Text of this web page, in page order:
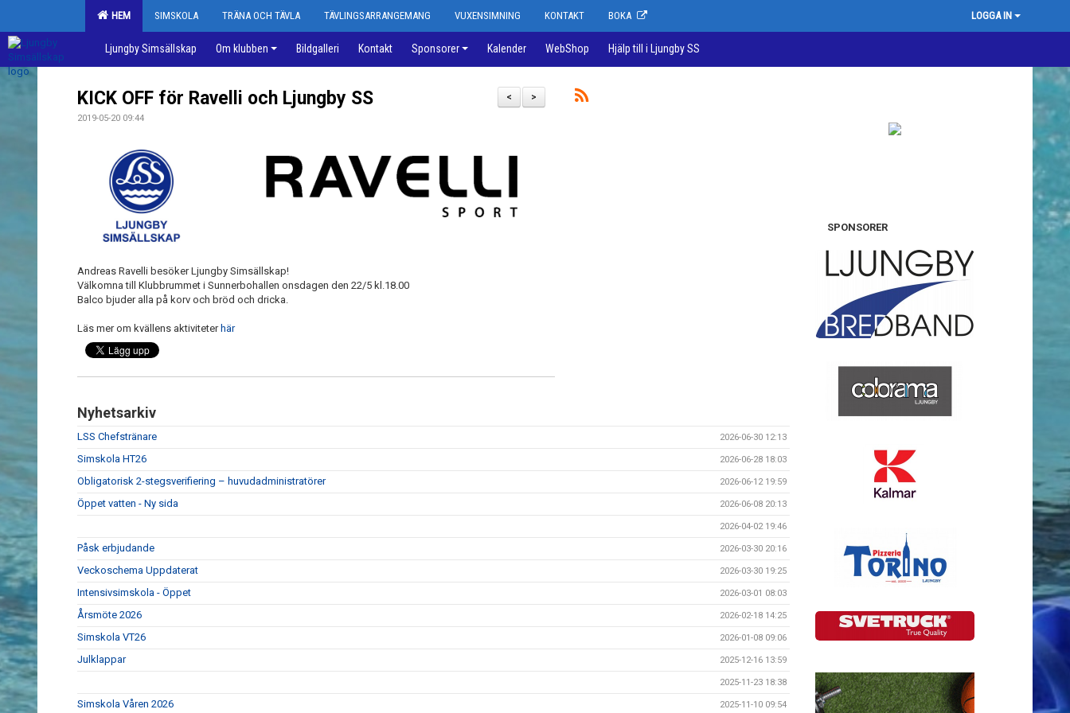
HEM SIMSKOLA TRÄNA OCH TÄVLA TÄVLINGSARRANGEMANG VUXENSIMNING KONTAKT BOKA LOGGA IN
Ljungby Simsällskap Om klubben Bildgalleri Kontakt Sponsorer Kalender WebShop Hjälp till i Ljungby SS
>
<
KICK OFF för Ravelli och Ljungby SS
2019-05-20 09:44
Andreas Ravelli besöker Ljungby Simsällskap!
Välkomna till Klubbrummet i Sunnerbohallen onsdagen den 22/5 kl.18.00
Balco bjuder alla på korv och bröd och dricka.
Läs mer om kvällens aktiviteterhär
Nyhetsarkiv
LSS Chefstränare 2026-06-30 12:13
Simskola HT26 2026-06-28 18:03
Obligatorisk 2-stegsverifiering – huvudadministratörer 2026-06-12 19:59
Öppet vatten - Ny sida 2026-06-08 20:13
2026-04-02 19:46
Påsk erbjudande 2026-03-30 20:16
Veckoschema Uppdaterat 2026-03-30 19:25
Intensivsimskola - Öppet 2026-03-01 08:03
Årsmöte 2026 2026-02-18 14:25
Simskola VT26 2026-01-08 09:06
Julklappar 2025-12-16 13:59
2025-11-23 18:38
Simskola Våren 2026 2025-11-10 09:54
SPONSORER